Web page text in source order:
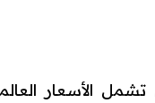
الأسعار